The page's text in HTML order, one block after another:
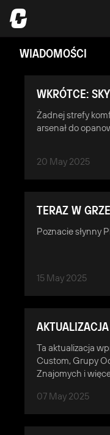
WIADOMOŚCI
WKRÓTCE:
Żadnej strefy
arsenał do
20 May 2025
TERAZ W
Poznacie słynny
15 May 2025
Ta aktualizacja
Custom, Grupy
Znajomych i
07 May 2025